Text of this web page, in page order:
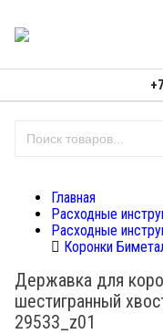
Главная
Расходные
Расходные
Коронки
Державка для
шестигранный
29533_z01